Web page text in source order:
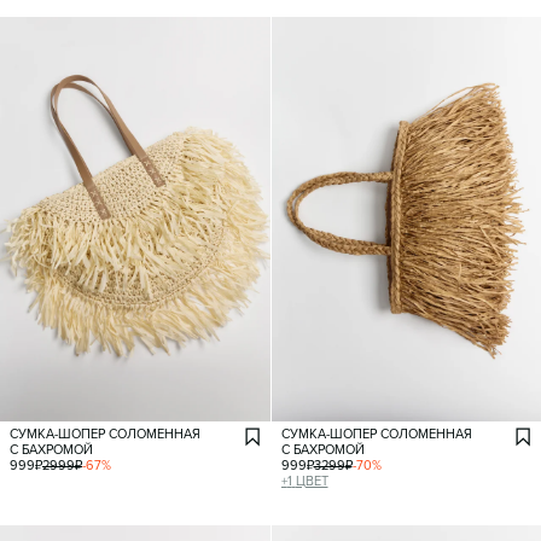
СУМКА-ШОПЕР СОЛОМЕННАЯ
С БАХРОМОЙ
999₽2999₽-67%
СУМКА-ШОПЕР СОЛОМЕННАЯ
С БАХРОМОЙ
999₽3299₽-70%
+1 ЦВЕТ